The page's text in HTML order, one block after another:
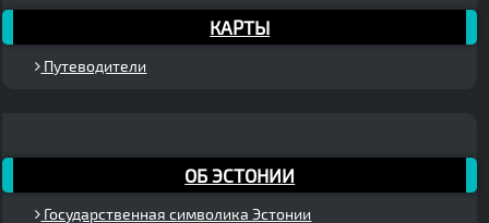
КАРТЫ
Путеводители
ОБ ЭСТОНИИ
Государственная символика Эстонии